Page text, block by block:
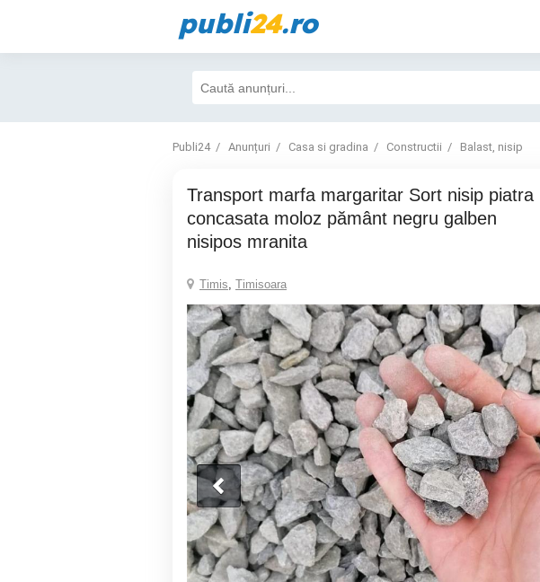
publi24.ro
Publi24 Anunțuri Casa si gradina Constructii Balast, nisip
Transport marfa margaritar Sort nisip piatra
concasata moloz pământ negru galben
nisipos mranita
Timis, Timisoara